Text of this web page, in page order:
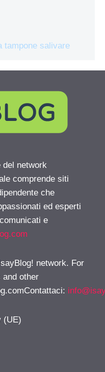
tampone salivare
del network
comprende siti
che
ed esperti
e
network. For
other
:
(UE)